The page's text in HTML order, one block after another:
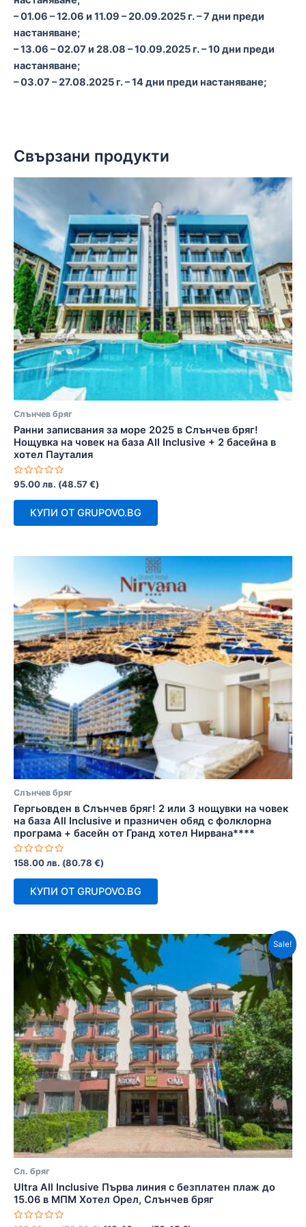
– 01.06 – 12.06 и 11.09 – 20.09.2025 г. – 7 дни преди
настаняване;
– 13.06 – 02.07 и 28.08 – 10.09.2025 г. – 10 дни преди
настаняване;
– 03.07 – 27.08.2025 г. – 14 дни преди настаняване;
Свързани продукти
Слънчев бряг
Ранни записвания за море 2025 в Слънчев бряг!
Нощувка на човек на база All Inclusive + 2 басейна в
хотел Пауталия
Оценено
с
0
95.00лв. (48.57€)
КУПИ ОТ GRUPOVO.BG
Слънчев бряг
Гергьовден в Слънчев бряг! 2 или 3 нощувки на човек
на база All Inclusive и празничен обяд с фолклорна
програма + басейн от Гранд хотел Нирвана****
Оценено
с
0
158.00лв. (80.78 €)
КУПИ ОТ GRUPOVO.BG
Sale!
Сл. бряг
Ultra All Inclusivе Първа линия с безплатен плаж до
15.06 в МПМ Хотел Орел, Слънчев бряг